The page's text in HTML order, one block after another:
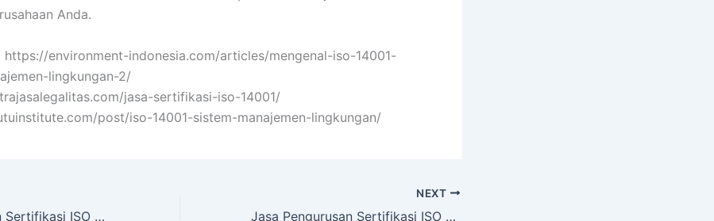
Anda.
https://environment-indonesia.com/articles/mengenal-iso-14001-
lingkungan-2/
jasa-sertifikasi-iso-14001/
post/iso-14001-sistem-manajemen-lingkungan/
Jasa Pengurusan Sertifikasi ISO 37001 Bekasi Sesuai Budget
NEXT
Jasa Pengurusan Sertifikasi ISO 37001 Jakarta Timur